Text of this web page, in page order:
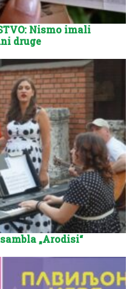
Nismo imali
druge
„Arodisi“